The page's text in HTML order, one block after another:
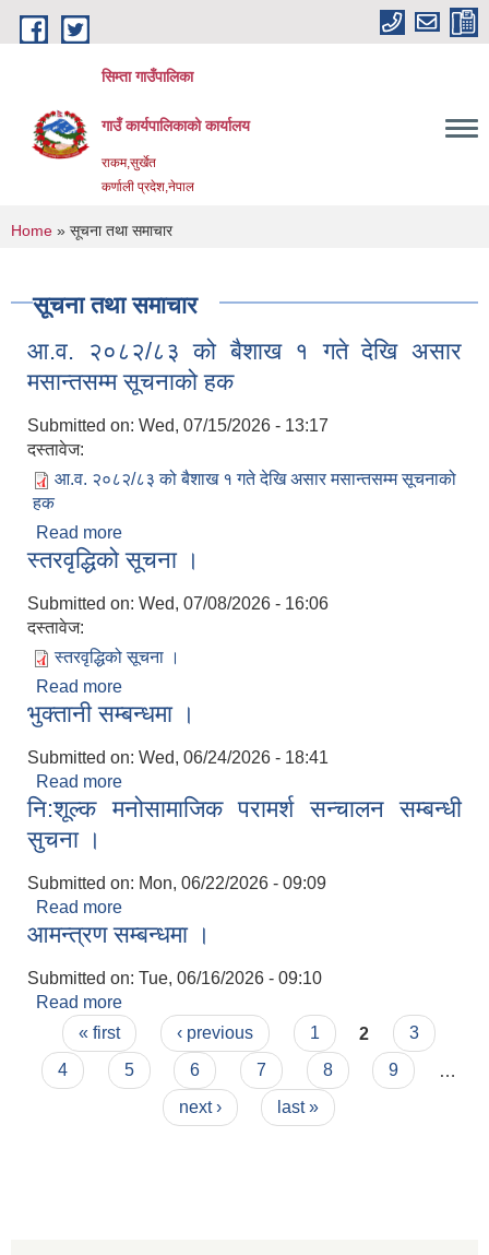
Skip to main content
सिम्ता गाउँपालिका
गाउँ कार्यपालिकाको कार्यालय
राकम,सुर्खेत
कर्णाली प्रदेश,नेपाल
You are here
Home » सूचना तथा समाचार
सूचना तथा समाचार
आ.व. २०८२/८३ को बैशाख १ गते देखि असार
मसान्तसम्म सूचनाको हक
Submitted on: Wed, 07/15/2026 - 13:17
दस्तावेज:
आ.व. २०८२/८३ को बैशाख १ गते देखि असार मसान्तसम्म सूचनाको
हक
Read more
मसान्तसम्म सूचनाको हक
स्तरवृद्धिको सूचना ।
Submitted on: Wed, 07/08/2026 - 16:06
दस्तावेज:
स्तरवृद्धिको सूचना ।
Read more
भुक्तानी सम्बन्धमा ।
Submitted on: Wed, 06/24/2026 - 18:41
Read more
नि:शूल्क मनोसामाजिक परामर्श सन्चालन सम्बन्धी
सुचना ।
Submitted on: Mon, 06/22/2026 - 09:09
Read more
सुचना ।
आमन्त्रण सम्बन्धमा ।
Submitted on: Tue, 06/16/2026 - 09:10
Read more
Pages
« first ‹ previous 1 2
3
4
5 6 7 8 9
next ›
last »